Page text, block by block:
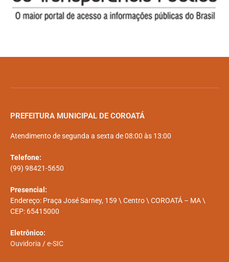
PREFEITURA MUNICIPAL DE COROATÁ
Atendimento de segunda a sexta de 08:00 às 13:00
Telefone:
(99) 98421-5650
Presencial:
Endereço: Praça José Sarney, 159 \ Centro \ COROATÁ – MA \
CEP: 65415000
Eletrônico:
Ouvidoria /e-SIC